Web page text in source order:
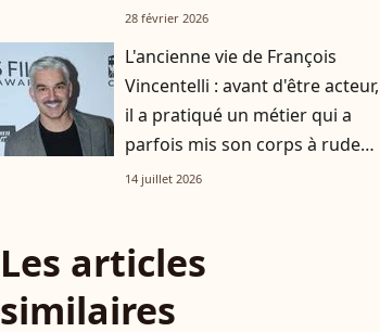
deux heures d’avion de Paris
28 février 2026
L'ancienne vie de François
Vincentelli : avant d'être acteur,
il a pratiqué un métier qui a
parfois mis son corps à rude
épreuve, la preuve en images
14 juillet 2026
Les articles
similaires